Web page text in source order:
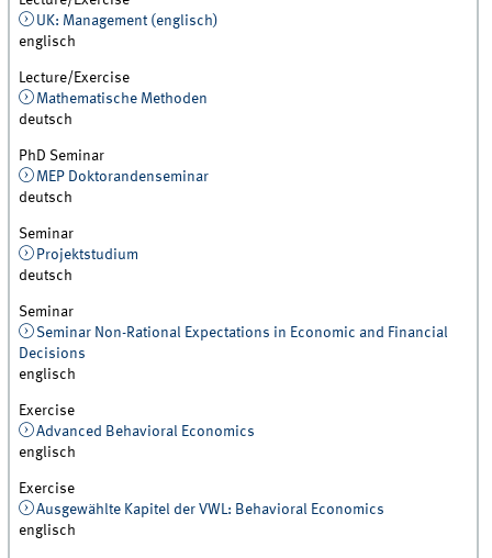
UK: Management (englisch)
englisch
Lecture/Exercise
Mathematische Methoden
deutsch
PhD Seminar
MEP Doktorandenseminar
deutsch
Seminar
Projektstudium
deutsch
Seminar
Seminar Non-Rational Expectations in Economic and Financial
Decisions
englisch
Exercise
Advanced Behavioral Economics
englisch
Exercise
Ausgewählte Kapitel der VWL: Behavioral Economics
englisch